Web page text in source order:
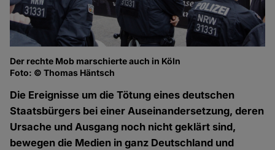
Der rechte Mob marschierte auch in Köln
Foto: © Thomas Häntsch
Die Ereignisse um die Tötung eines deutschen
Staatsbürgers bei einer Auseinandersetzung, deren
Ursache und Ausgang noch nicht geklärt sind,
bewegen die Medien in ganz Deutschland und